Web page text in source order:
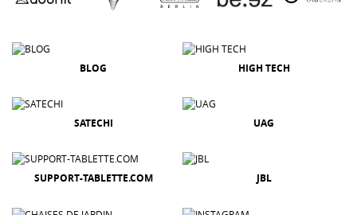
BLOG HIGH TECH
SATECHI UAG
SUPPORT-TABLETTE.COM JBL